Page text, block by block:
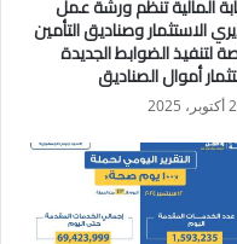
وفقاً لتوجيهات الرئيس
إنشاء مثل هذه
المخزون السلعي
في منظومة التجارة
وزير التموين والتجارة
والدكتور إبراهيم
المالية تنظم ورشة عمل
الاستثمار وصناديق التأمين
لتنفيذ الضوابط الجديدة
أموال الصناديق
2025